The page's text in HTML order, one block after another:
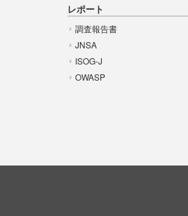
レポート
調査報告書
JNSA
ISOG-J
OWASP